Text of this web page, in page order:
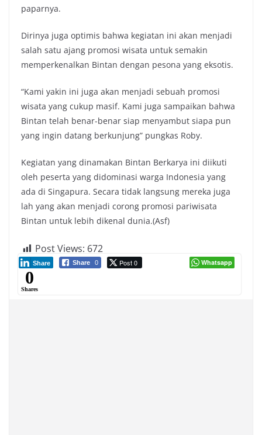
paparnya.
Dirinya juga optimis bahwa kegiatan ini akan menjadi
salah satu ajang promosi wisata untuk semakin
memperkenalkan Bintan dengan pesona yang eksotis.
“Kami yakin ini juga akan menjadi sebuah promosi
wisata yang cukup masif. Kami juga sampaikan bahwa
Bintan telah benar-benar siap menyambut siapa pun
yang ingin datang berkunjung” pungkas Roby.
Kegiatan yang dinamakan Bintan Berkarya ini diikuti
oleh peserta yang didominasi warga Indonesia yang
ada di Singapura. Secara tidak langsung mereka juga
lah yang akan menjadi corong promosi pariwisata
Bintan untuk lebih dikenal dunia.(Asf)
Post Views: 672
Share 0 Post 0
Share Whatsapp
0
Shares